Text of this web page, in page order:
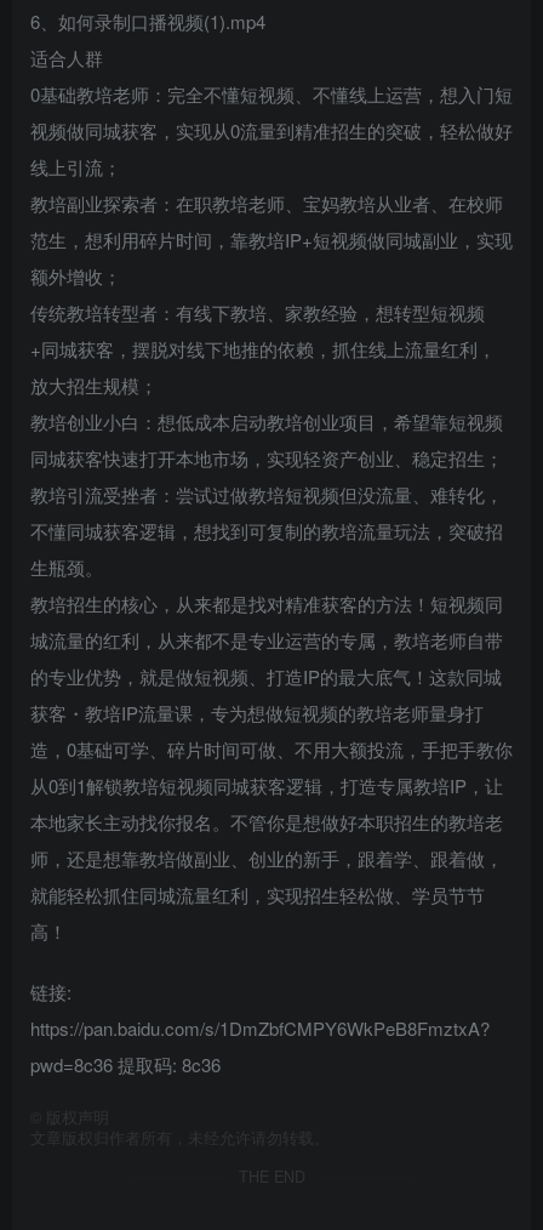
6、如何录制口播视频(1).mp4
适合人群
0基础教培老师：完全不懂短视频、不懂线上运营，想入门短
视频做同城获客，实现从0流量到精准招生的突破，轻松做好
线上引流；
教培副业探索者：在职教培老师、宝妈教培从业者、在校师
范生，想利用碎片时间，靠教培IP+短视频做同城副业，实现
额外增收；
传统教培转型者：有线下教培、家教经验，想转型短视频
+同城获客，摆脱对线下地推的依赖，抓住线上流量红利，
放大招生规模；
教培创业小白：想低成本启动教培创业项目，希望靠短视频
同城获客快速打开本地市场，实现轻资产创业、稳定招生；
教培引流受挫者：尝试过做教培短视频但没流量、难转化，
不懂同城获客逻辑，想找到可复制的教培流量玩法，突破招
生瓶颈。
教培招生的核心，从来都是找对精准获客的方法！短视频同
城流量的红利，从来都不是专业运营的专属，教培老师自带
的专业优势，就是做短视频、打造IP的最大底气！这款同城
获客・教培IP流量课，专为想做短视频的教培老师量身打
造，0基础可学、碎片时间可做、不用大额投流，手把手教你
从0到1解锁教培短视频同城获客逻辑，打造专属教培IP，让
本地家长主动找你报名。不管你是想做好本职招生的教培老
师，还是想靠教培做副业、创业的新手，跟着学、跟着做，
就能轻松抓住同城流量红利，实现招生轻松做、学员节节
高！
链接:
https://pan.baidu.com/s/1DmZbfCMPY6WkPeB8FmztxA?
pwd=8c36 提取码: 8c36
版权声明
文章版权归作者所有，未经允许请勿转载。
THE END